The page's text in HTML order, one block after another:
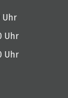
Uhr